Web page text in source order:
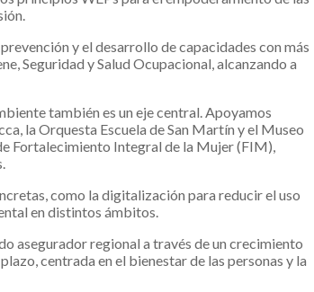
y el desarrollo de capacidades con más
Seguridad y Salud Ocupacional, alcanzando a
también es un eje central. Apoyamos
la Orquesta Escuela de San Martín y el Museo
Fortalecimiento Integral de la Mujer (FIM),
como la digitalización para reducir el uso
en distintos ámbitos.
asegurador regional a través de un crecimiento
centrada en el bienestar de las personas y la